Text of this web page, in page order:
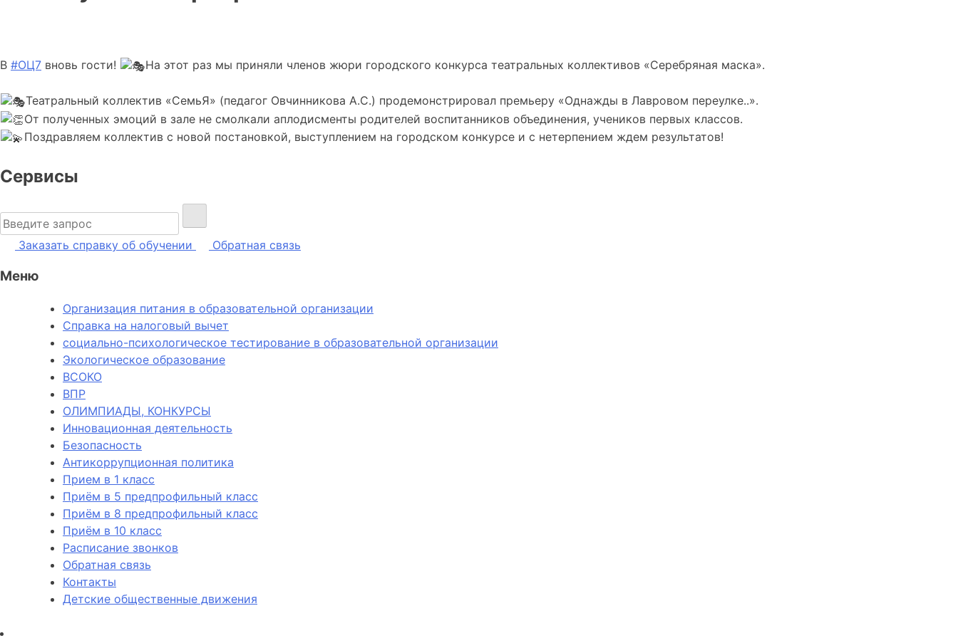
В #ОЦ7 вновь гости! На этот раз мы приняли членов жюри городского конкурса театральных коллективов «Серебряная маска».
Театральный коллектив «СемьЯ» (педагог Овчинникова А.С.) продемонстрировал премьеру «Однажды в Лавровом переулке..».
От полученных эмоций в зале не смолкали аплодисменты родителей воспитанников объединения, учеников первых классов.
Поздравляем коллектив с новой постановкой, выступлением на городском конкурсе и с нетерпением ждем результатов!
Сервисы
Найти:
Заказать справку об обучении Обратная связь
Меню
Организация питания в образовательной организации
Справка на налоговый вычет
социально-психологическое тестирование в образовательной организации
Экологическое образование
ВСОКО
ВПР
ОЛИМПИАДЫ, КОНКУРСЫ
Инновационная деятельность
Безопасность
Антикоррупционная политика
Прием в 1 класс
Приём в 5 предпрофильный класс
Приём в 8 предпрофильный класс
Приём в 10 класс
Расписание звонков
Обратная связь
Контакты
Детские общественные движения